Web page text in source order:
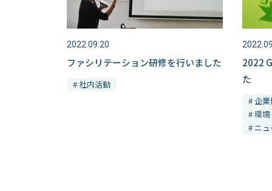
2022.09.20
ファシリテーション研修を行いました
# 社内活動
2022
た
# 企
# 環境
# ニ